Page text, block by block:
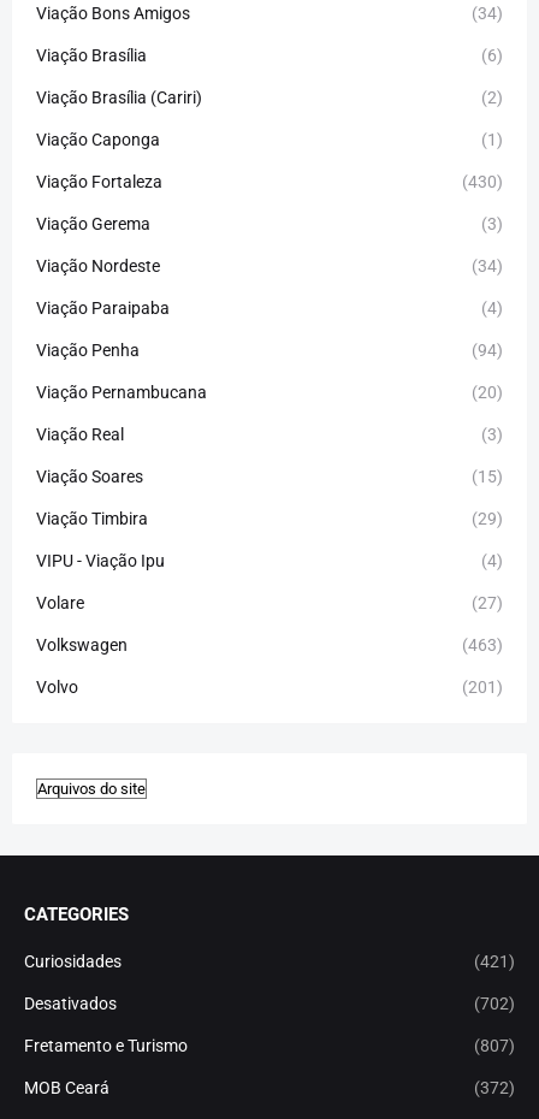
Viação Bons Amigos (34)
Viação Brasília (6)
Viação Brasília (Cariri) (2)
Viação Caponga (1)
Viação Fortaleza (430)
Viação Gerema (3)
Viação Nordeste (34)
Viação Paraipaba (4)
Viação Penha (94)
Viação Pernambucana (20)
Viação Real (3)
Viação Soares (15)
Viação Timbira (29)
VIPU - Viação Ipu (4)
Volare (27)
Volkswagen (463)
Volvo (201)
CATEGORIES
Curiosidades (421)
Desativados (702)
Fretamento e Turismo (807)
MOB Ceará (372)